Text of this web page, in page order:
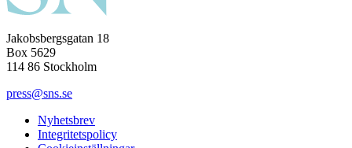
Jakobsbergsgatan 18
Box 5629
114 86 Stockholm
press@sns.se
Nyhetsbrev
Integritetspolicy